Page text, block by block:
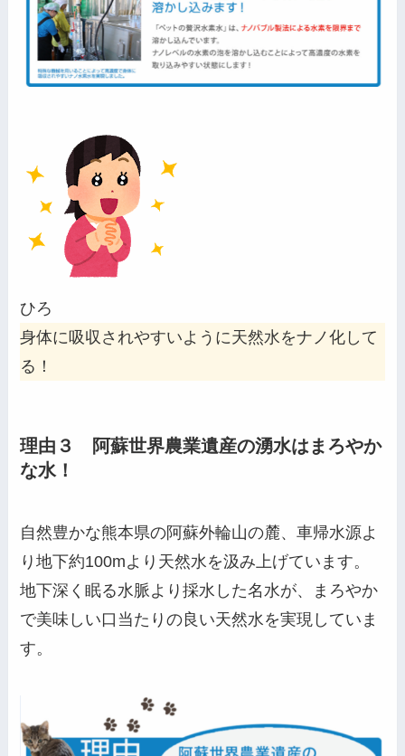
ひろ
身体に吸収されやすいように天然水をナノ化して
る！
理由３ 阿蘇世界農業遺産の湧水はまろやか
な水！
自然豊かな熊本県の阿蘇外輪山の麓、車帰水源よ
り地下約100mより天然水を汲み上げています。
地下深く眠る水脈より採水した名水が、まろやか
で美味しい口当たりの良い天然水を実現していま
す。